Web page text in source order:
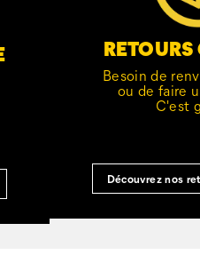
Besoin de
ou de faire
C'est
Découvrez nos